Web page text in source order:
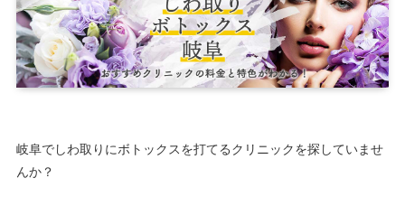
岐阜でしわ取りにボトックスを打てるクリニックを探していませ
んか？